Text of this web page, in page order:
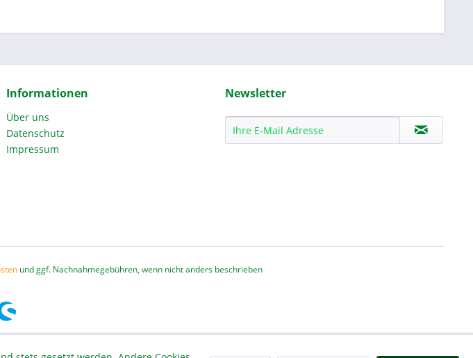
Informationen
Über uns
Datenschutz
Impressum
Newsletter
und ggf. Nachnahmegebühren, wenn nicht anders beschrieben